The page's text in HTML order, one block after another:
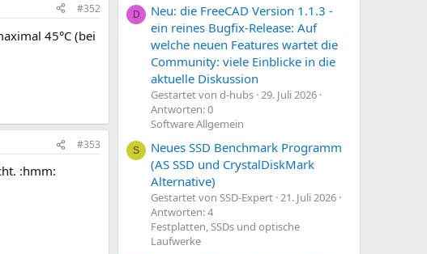
#352
45°C (bei
#353
:hmm:
D
Neu: die FreeCAD Version 1.1.3 -
ein reines Bugfix-Release: Auf
welche neuen Features wartet die
Community: viele Einblicke in die
aktuelle Diskussion
Gestartet von d-hubs 29. Juli 2026
Antworten: 0
Software Allgemein
S
Neues SSD Benchmark Programm
(AS SSD und CrystalDiskMark
Alternative)
Gestartet von SSD-Expert 21. Juli 2026
Antworten: 4
Festplatten, SSDs und optische
Laufwerke